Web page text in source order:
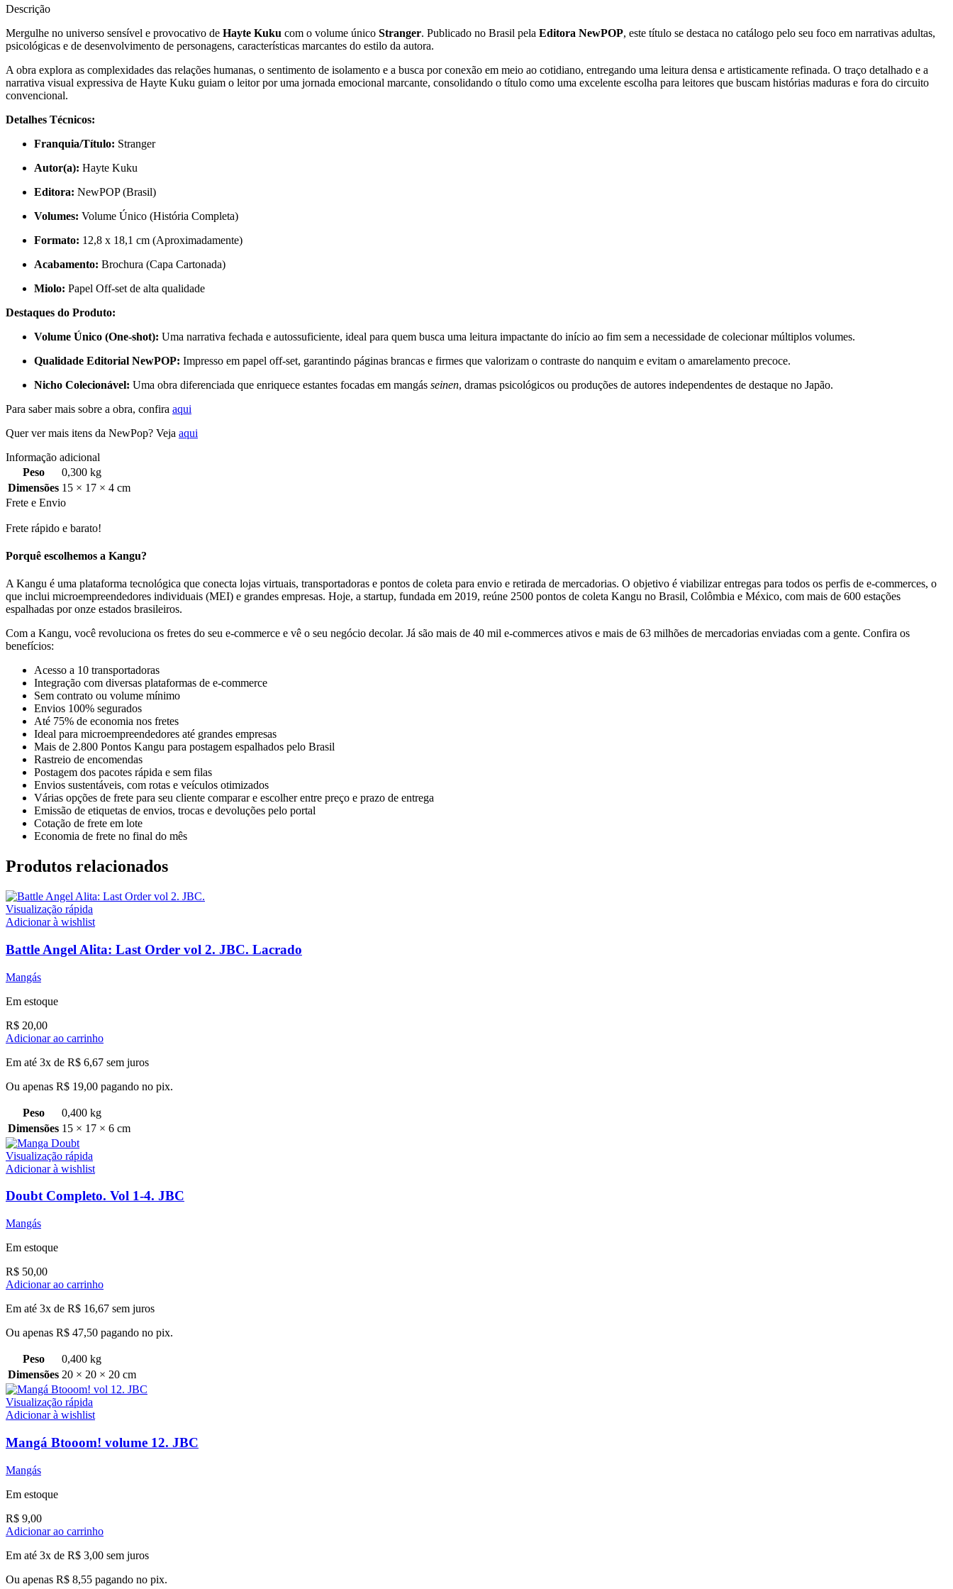
Descrição
Mergulhe no universo sensível e provocativo de Hayte Kuku com o volume único Stranger. Publicado no Brasil pela Editora NewPOP, este título se destaca no catálogo pelo seu foco em narrativas adultas,
psicológicas e de desenvolvimento de personagens, características marcantes do estilo da autora.
A obra explora as complexidades das relações humanas, o sentimento de isolamento e a busca por conexão em meio ao cotidiano, entregando uma leitura densa e artisticamente refinada. O traço detalhado e a
narrativa visual expressiva de Hayte Kuku guiam o leitor por uma jornada emocional marcante, consolidando o título como uma excelente escolha para leitores que buscam histórias maduras e fora do circuito
convencional.
Detalhes Técnicos:
Franquia/Título: Stranger
Autor(a): Hayte Kuku
Editora: NewPOP (Brasil)
Volumes: Volume Único (História Completa)
Formato: 12,8 x 18,1 cm (Aproximadamente)
Acabamento: Brochura (Capa Cartonada)
Miolo: Papel Off-set de alta qualidade
Destaques do Produto:
Volume Único (One-shot): Uma narrativa fechada e autossuficiente, ideal para quem busca uma leitura impactante do início ao fim sem a necessidade de colecionar múltiplos volumes.
Qualidade Editorial NewPOP: Impresso em papel off-set, garantindo páginas brancas e firmes que valorizam o contraste do nanquim e evitam o amarelamento precoce.
Nicho Colecionável: Uma obra diferenciada que enriquece estantes focadas em mangás seinen, dramas psicológicos ou produções de autores independentes de destaque no Japão.
Para saber mais sobre a obra, confira aqui
Quer ver mais itens da NewPop? Veja aqui
Informação adicional
Peso
0,300 kg
Dimensões 15 × 17 × 4 cm
Frete e Envio
Frete rápido e barato!
Porquê escolhemos a Kangu?
A Kangu é uma plataforma tecnológica que conecta lojas virtuais, transportadoras e pontos de coleta para envio e retirada de mercadorias. O objetivo é viabilizar entregas para todos os perfis de e-commerces, o
que inclui microempreendedores individuais (MEI) e grandes empresas. Hoje, a startup, fundada em 2019, reúne 2500 pontos de coleta Kangu no Brasil, Colômbia e México, com mais de 600 estações
espalhadas por onze estados brasileiros.
Com a Kangu, você revoluciona os fretes do seu e-commerce e vê o seu negócio decolar. Já são mais de 40 mil e-commerces ativos e mais de 63 milhões de mercadorias enviadas com a gente. Confira os
benefícios:
Acesso a 10 transportadoras
Integração com diversas plataformas de e-commerce
Sem contrato ou volume mínimo
Envios 100% segurados
Até 75% de economia nos fretes
Ideal para microempreendedores até grandes empresas
Mais de 2.800 Pontos Kangu para postagem espalhados pelo Brasil
Rastreio de encomendas
Postagem dos pacotes rápida e sem filas
Envios sustentáveis, com rotas e veículos otimizados
Várias opções de frete para seu cliente comparar e escolher entre preço e prazo de entrega
Emissão de etiquetas de envios, trocas e devoluções pelo portal
Cotação de frete em lote
Economia de frete no final do mês
Produtos relacionados
Visualização rápida
Adicionar à wishlist
Battle Angel Alita: Last Order vol 2. JBC. Lacrado
Mangás
Em estoque
R$ 20,00
Adicionar ao carrinho
Em até 3x de R$ 6,67 sem juros
Ou apenas R$ 19,00 pagando no pix.
Peso
0,400 kg
Dimensões 15 × 17 × 6 cm
Visualização rápida
Adicionar à wishlist
Doubt Completo. Vol 1-4. JBC
Mangás
Em estoque
R$ 50,00
Adicionar ao carrinho
Em até 3x de R$ 16,67 sem juros
Ou apenas R$ 47,50 pagando no pix.
Peso
0,400 kg
Dimensões 20 × 20 × 20 cm
Visualização rápida
Adicionar à wishlist
Mangá Btooom! volume 12. JBC
Mangás
Em estoque
R$ 9,00
Adicionar ao carrinho
Em até 3x de R$ 3,00 sem juros
Ou apenas R$ 8,55 pagando no pix.